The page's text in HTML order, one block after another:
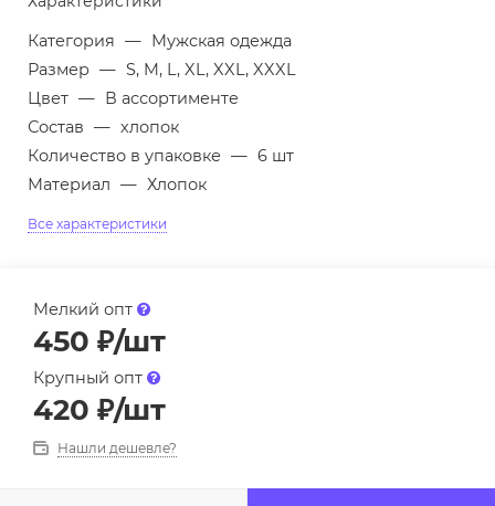
Категория — Мужская одежда
Размер — S, M, L, XL, XXL, XXXL
Цвет — В ассортименте
Состав — хлопок
Количество в упаковке — 6 шт
Материал — Хлопок
Все характеристики
Мелкий опт
450 ₽/шт
Крупный опт
420 ₽/шт
Нашли дешевле?